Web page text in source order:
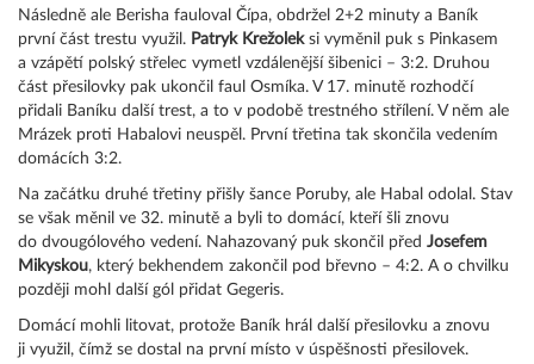
Následně ale Berisha fauloval Čípa, obdržel 2+2 minuty a Baník
první část trestu využil. Patryk Krežoleksi vyměnil puk s Pinkasem
a vzápětí polský střelec vymetl vzdálenější šibenici – 3:2. Druhou
část přesilovky pak ukončil faul Osmíka. V 17. minutě rozhodčí
přidali Baníku další trest, a to v podobě trestného střílení. V něm ale
Mrázek proti Habalovi neuspěl. První třetina tak skončila vedením
domácích 3:2.
Na začátku druhé třetiny přišly šance Poruby, ale Habal odolal. Stav
se však měnil ve 32. minutě a byli to domácí, kteří šli znovu
do dvougólového vedení. Nahazovaný puk skončil před Josefem
Mikyskou, který bekhendem zakončil pod břevno – 4:2. A o chvilku
později mohl další gól přidat Gegeris.
Domácí mohli litovat, protože Baník hrál další přesilovku a znovu
ji využil, čímž se dostal na první místo v úspěšnosti přesilovek.